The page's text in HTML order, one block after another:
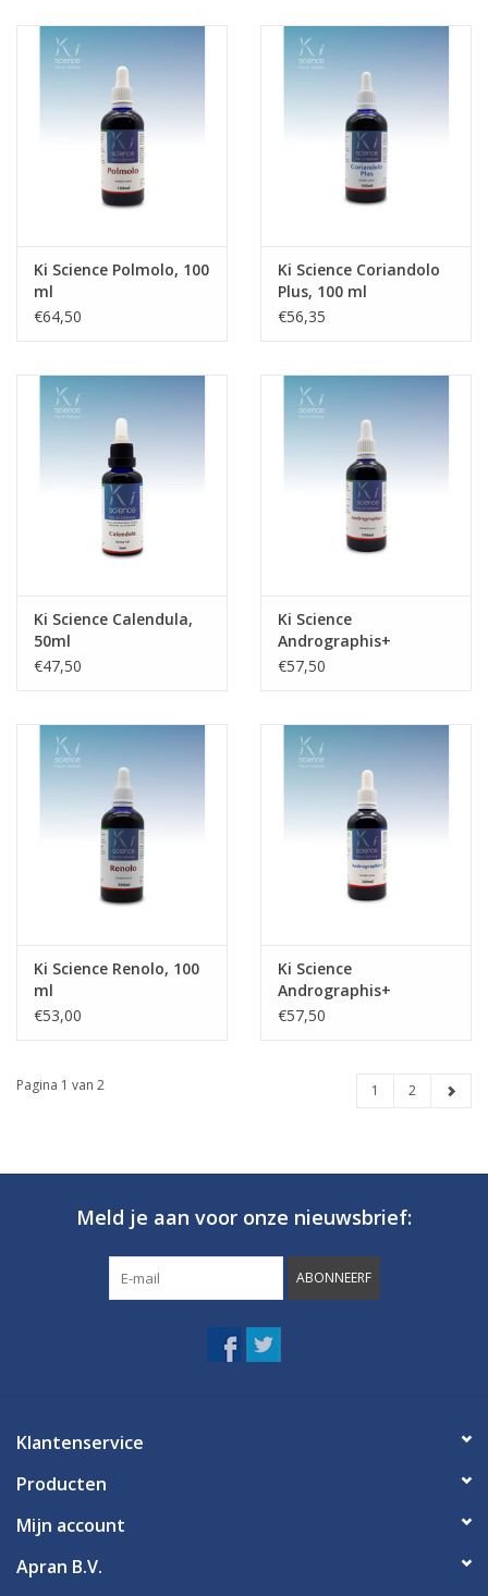
Ki Science Polmolo, 100
ml
€64,50
Ki Science Coriandolo
Plus, 100 ml
€56,35
Ki Science Calendula,
50ml
€47,50
Ki Science
Andrographis+
(Ethanol)
€57,50
Ki Science Renolo, 100
ml
€53,00
Ki Science
Andrographis+
(glycerine), 100 ml
€57,50
Pagina 1 van 2 1 2
Meld je aan voor onze nieuwsbrief:
ABONNEERF
Klantenservice
Producten
Mijn account
Apran B.V.